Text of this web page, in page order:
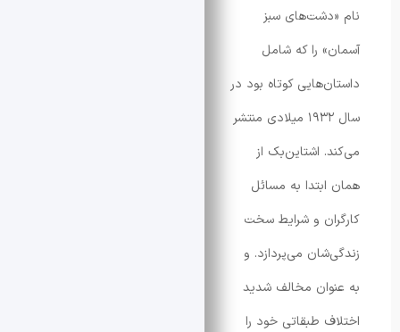
سبز
را که شامل
کوتاه بود در
سال ۱۹۳۲ میلادی منتشر
اشتاین‌بک از
به مسائل
و شرایط سخت
می‌پردازد. و
مخالف شدید
طبقاتی خود را